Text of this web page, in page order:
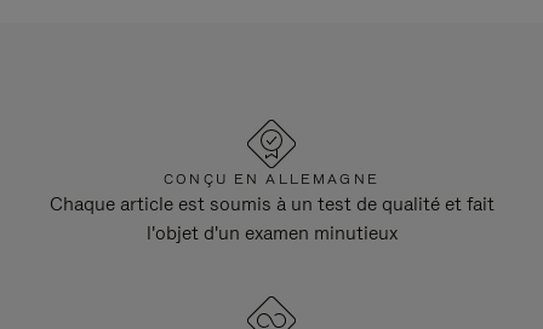
CONÇU EN ALLEMAGNE
Chaque article est soumis à un test de qualité et fait
l'objet d'un examen minutieux